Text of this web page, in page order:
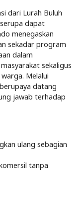
dari Lurah Buluh
dapat
menegaskan
sekadar program
dalam
sekaligus
Melalui
datang
jawab terhadap
ulang sebagian
tanpa